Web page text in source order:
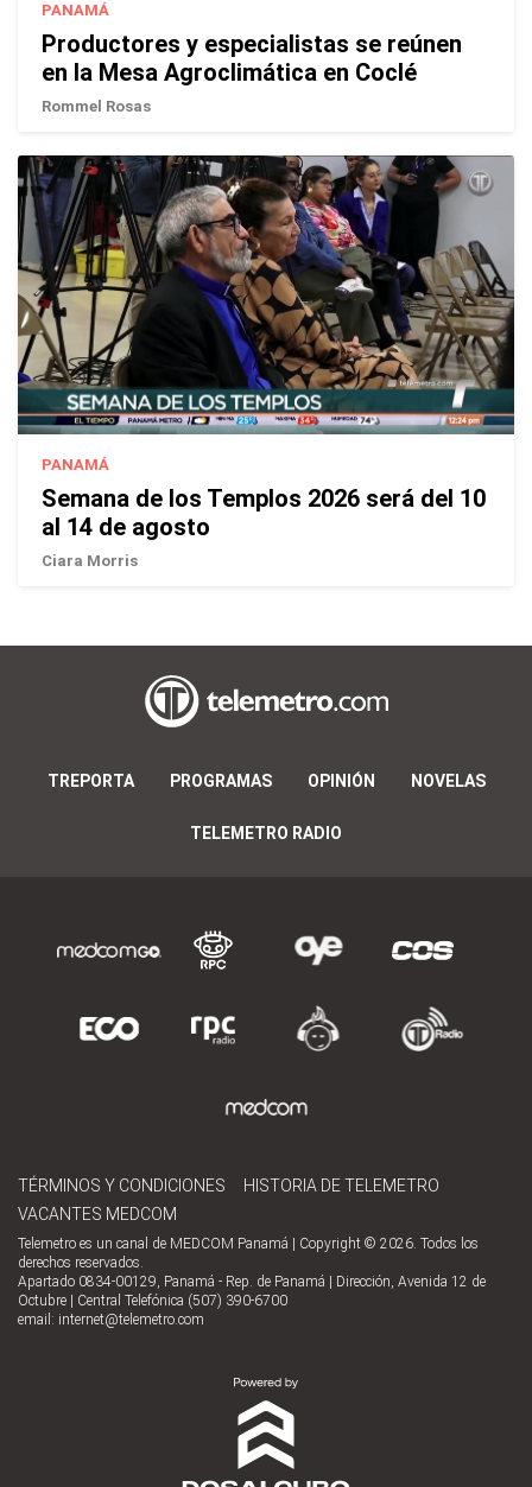
PANAMÁ
Productores y especialistas se reúnen
en la Mesa Agroclimática en Coclé
Rommel Rosas
PANAMÁ
Semana de los Templos 2026 será del 10
al 14 de agosto
Ciara Morris
TREPORTA PROGRAMAS OPINIÓN NOVELAS
TELEMETRO RADIO
TÉRMINOS Y CONDICIONES
HISTORIA DE TELEMETRO
VACANTES MEDCOM
Telemetro es un canal de MEDCOM Panamá | Copyright © 2026. Todos los
derechos reservados.
Apartado 0834-00129, Panamá - Rep. de Panamá | Dirección, Avenida 12 de
Octubre | Central Telefónica (507) 390-6700
email: internet@telemetro.com